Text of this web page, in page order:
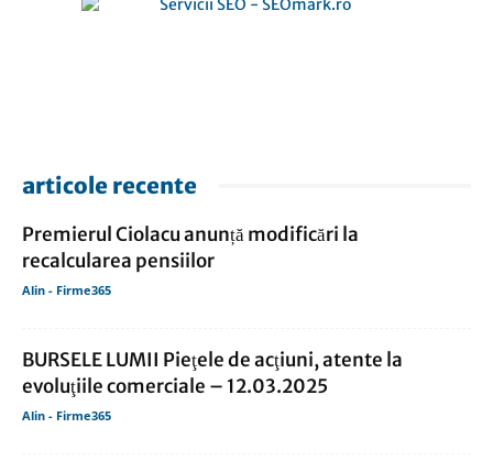
articole recente
Premierul Ciolacu anunță modificări la
recalcularea pensiilor
Alin - Firme365
BURSELE LUMII Pieţele de acţiuni, atente la
evoluţiile comerciale – 12.03.2025
Alin - Firme365